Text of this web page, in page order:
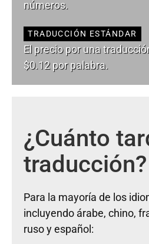
números.
TRADUCCIÓN ESTÁNDAR
El precio por una
$0.12 por palabra.
¿Cuánto
traducción?
Para la mayoría de los
incluyendo árabe, chino,
ruso y español: